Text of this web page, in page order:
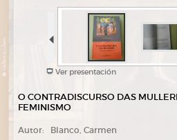
Ver presentación
O CONTRADISCURSO DAS
FEMINISMO
Autor: Blanco, Carmen